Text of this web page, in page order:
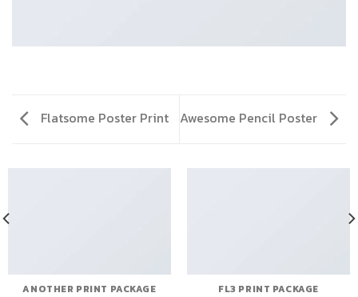
Flatsome Poster Print Awesome Pencil Poster
ANOTHER PRINT PACKAGE FL3 PRINT PACKAGE